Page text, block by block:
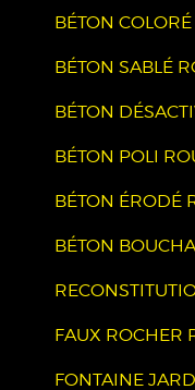
BÉTON
BÉTON SABLÉ
BÉTON
BÉTON POLI
BÉTON ÉRODÉ
BÉTON
FAUX ROCHER
FONTAINE